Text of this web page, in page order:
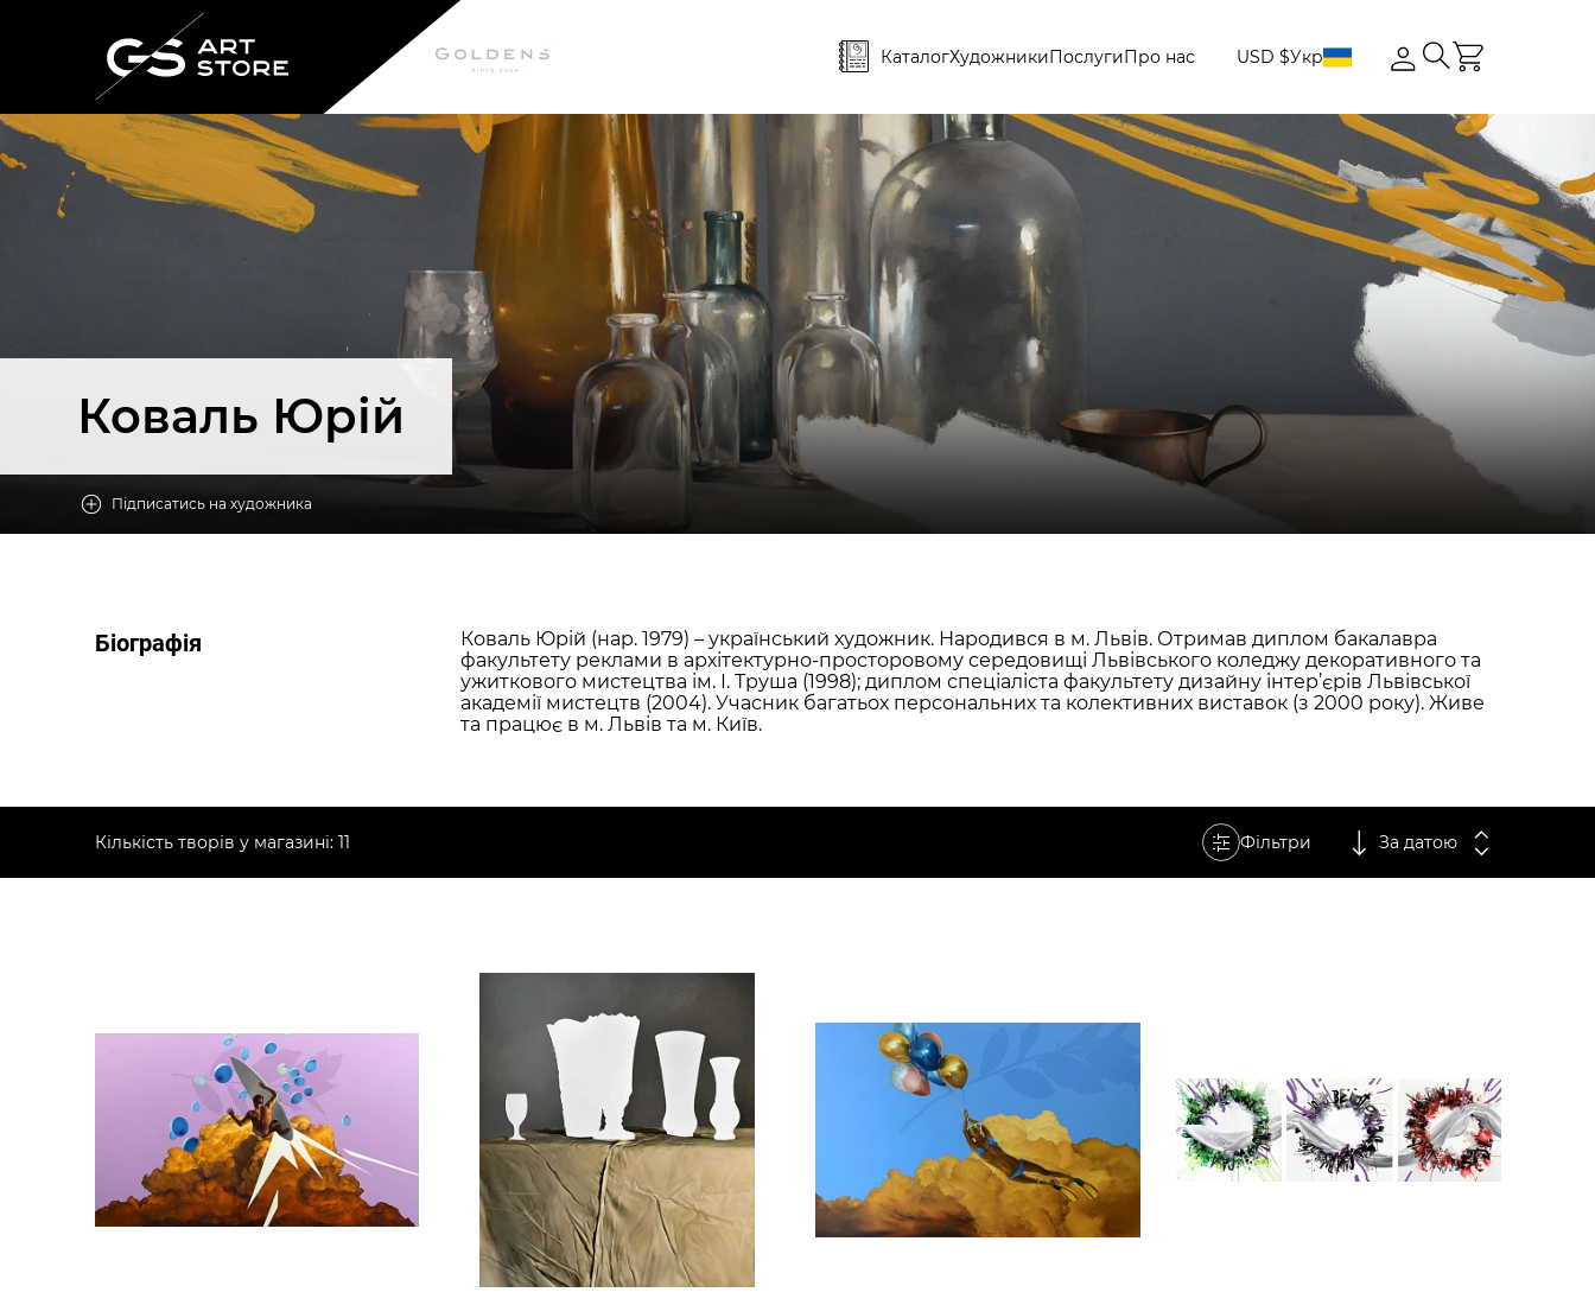
КаталогХудожникиПослугиПро нас USD $Укр
Коваль Юрій
Підписатись на художника
Біографія
Коваль Юрій (нар. 1979) – український художник. Народився в м. Львів. Отримав диплом бакалавра
факультету реклами в архітектурно-просторовому середовищі Львівського коледжу декоративного та
ужиткового мистецтва ім. І. Труша (1998); диплом спеціаліста факультету дизайну інтер’єрів Львівської
академії мистецтв (2004). Учасник багатьох персональних та колективних виставок (з 2000 року). Живе
та працює в м. Львів та м. Київ.
Кількість творів у магазині: 11 Фільтри За датою